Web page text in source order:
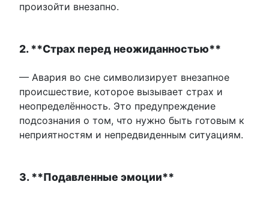
произойти внезапно.
2. **Страх перед неожиданностью**
— Авария во сне символизирует внезапное
происшествие, которое вызывает страх и
неопределённость. Это предупреждение
подсознания о том, что нужно быть готовым к
неприятностям и непредвиденным ситуациям.
3. **Подавленные эмоции**